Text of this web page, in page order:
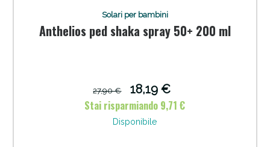
Solari per bambini
Anthelios ped shaka spray 50+ 200 ml
27,90 €
18,19 €
Stai risparmiando 9,71 €
Disponibile